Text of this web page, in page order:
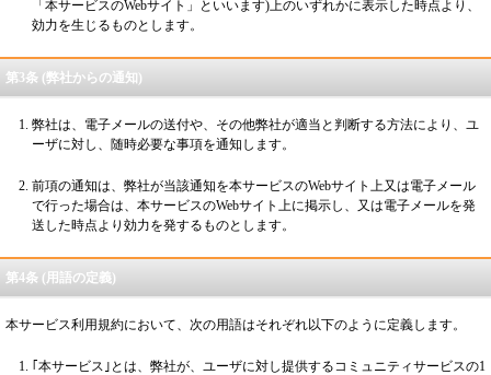
「本サービスのWebサイト」といいます)上のいずれかに表示した時点より、
効力を生じるものとします。
第3条 (弊社からの通知)
弊社は、電子メールの送付や、その他弊社が適当と判断する方法により、ユ
ーザに対し、随時必要な事項を通知します。
前項の通知は、弊社が当該通知を本サービスのWebサイト上又は電子メール
で行った場合は、本サービスのWebサイト上に掲示し、又は電子メールを発
送した時点より効力を発するものとします。
第4条 (用語の定義)
本サービス利用規約において、次の用語はそれぞれ以下のように定義します。
｢本サービス｣とは、弊社が、ユーザに対し提供するコミュニティサービスの1